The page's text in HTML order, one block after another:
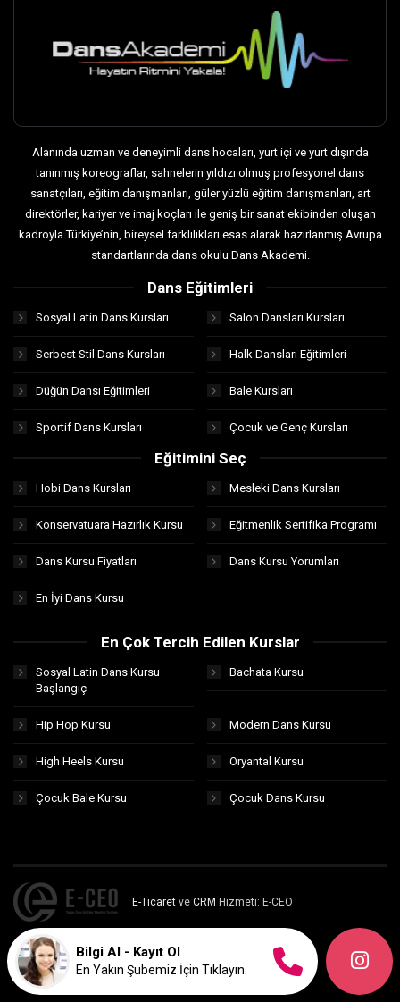
Alanında uzman ve deneyimli dans hocaları, yurt içi ve yurt dışında
tanınmış koreograflar, sahnelerin yıldızı olmuş profesyonel dans
sanatçıları, eğitim danışmanları, güler yüzlü eğitim danışmanları, art
direktörler, kariyer ve imaj koçları ile geniş bir sanat ekibinden oluşan
kadroyla Türkiye’nin, bireysel farklılıkları esas alarak hazırlanmış Avrupa
standartlarında dans okulu Dans Akademi.
Dans Eğitimleri
Sosyal Latin Dans Kursları Salon Dansları Kursları
Serbest Stil Dans Kursları Halk Dansları Eğitimleri
Düğün Dansı Eğitimleri Bale Kursları
Sportif Dans Kursları Çocuk ve Genç Kursları
Eğitimini Seç
Hobi Dans Kursları Mesleki Dans Kursları
Konservatuara Hazırlık Kursu Eğitmenlik Sertifika Programı
Dans Kursu Fiyatları Dans Kursu Yorumları
En İyi Dans Kursu
En Çok Tercih Edilen Kurslar
Sosyal Latin Dans Kursu
Başlangıç
Bachata Kursu
Hip Hop Kursu Modern Dans Kursu
High Heels Kursu Oryantal Kursu
Çocuk Bale Kursu Çocuk Dans Kursu
E-Ticaret ve CRM Hizmeti: E-CEO
Bilgi Al - Kayıt Ol
En Yakın Şubemiz İçin Tıklayın.